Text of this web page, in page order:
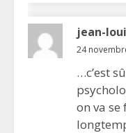
jean-
24
…c’est
on va se